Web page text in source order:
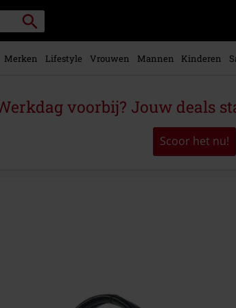
Packstation
zoeken
Merken Lifestyle Vrouwen Mannen Kinderen
voorbij? Jouw deals
Scoor het nu!